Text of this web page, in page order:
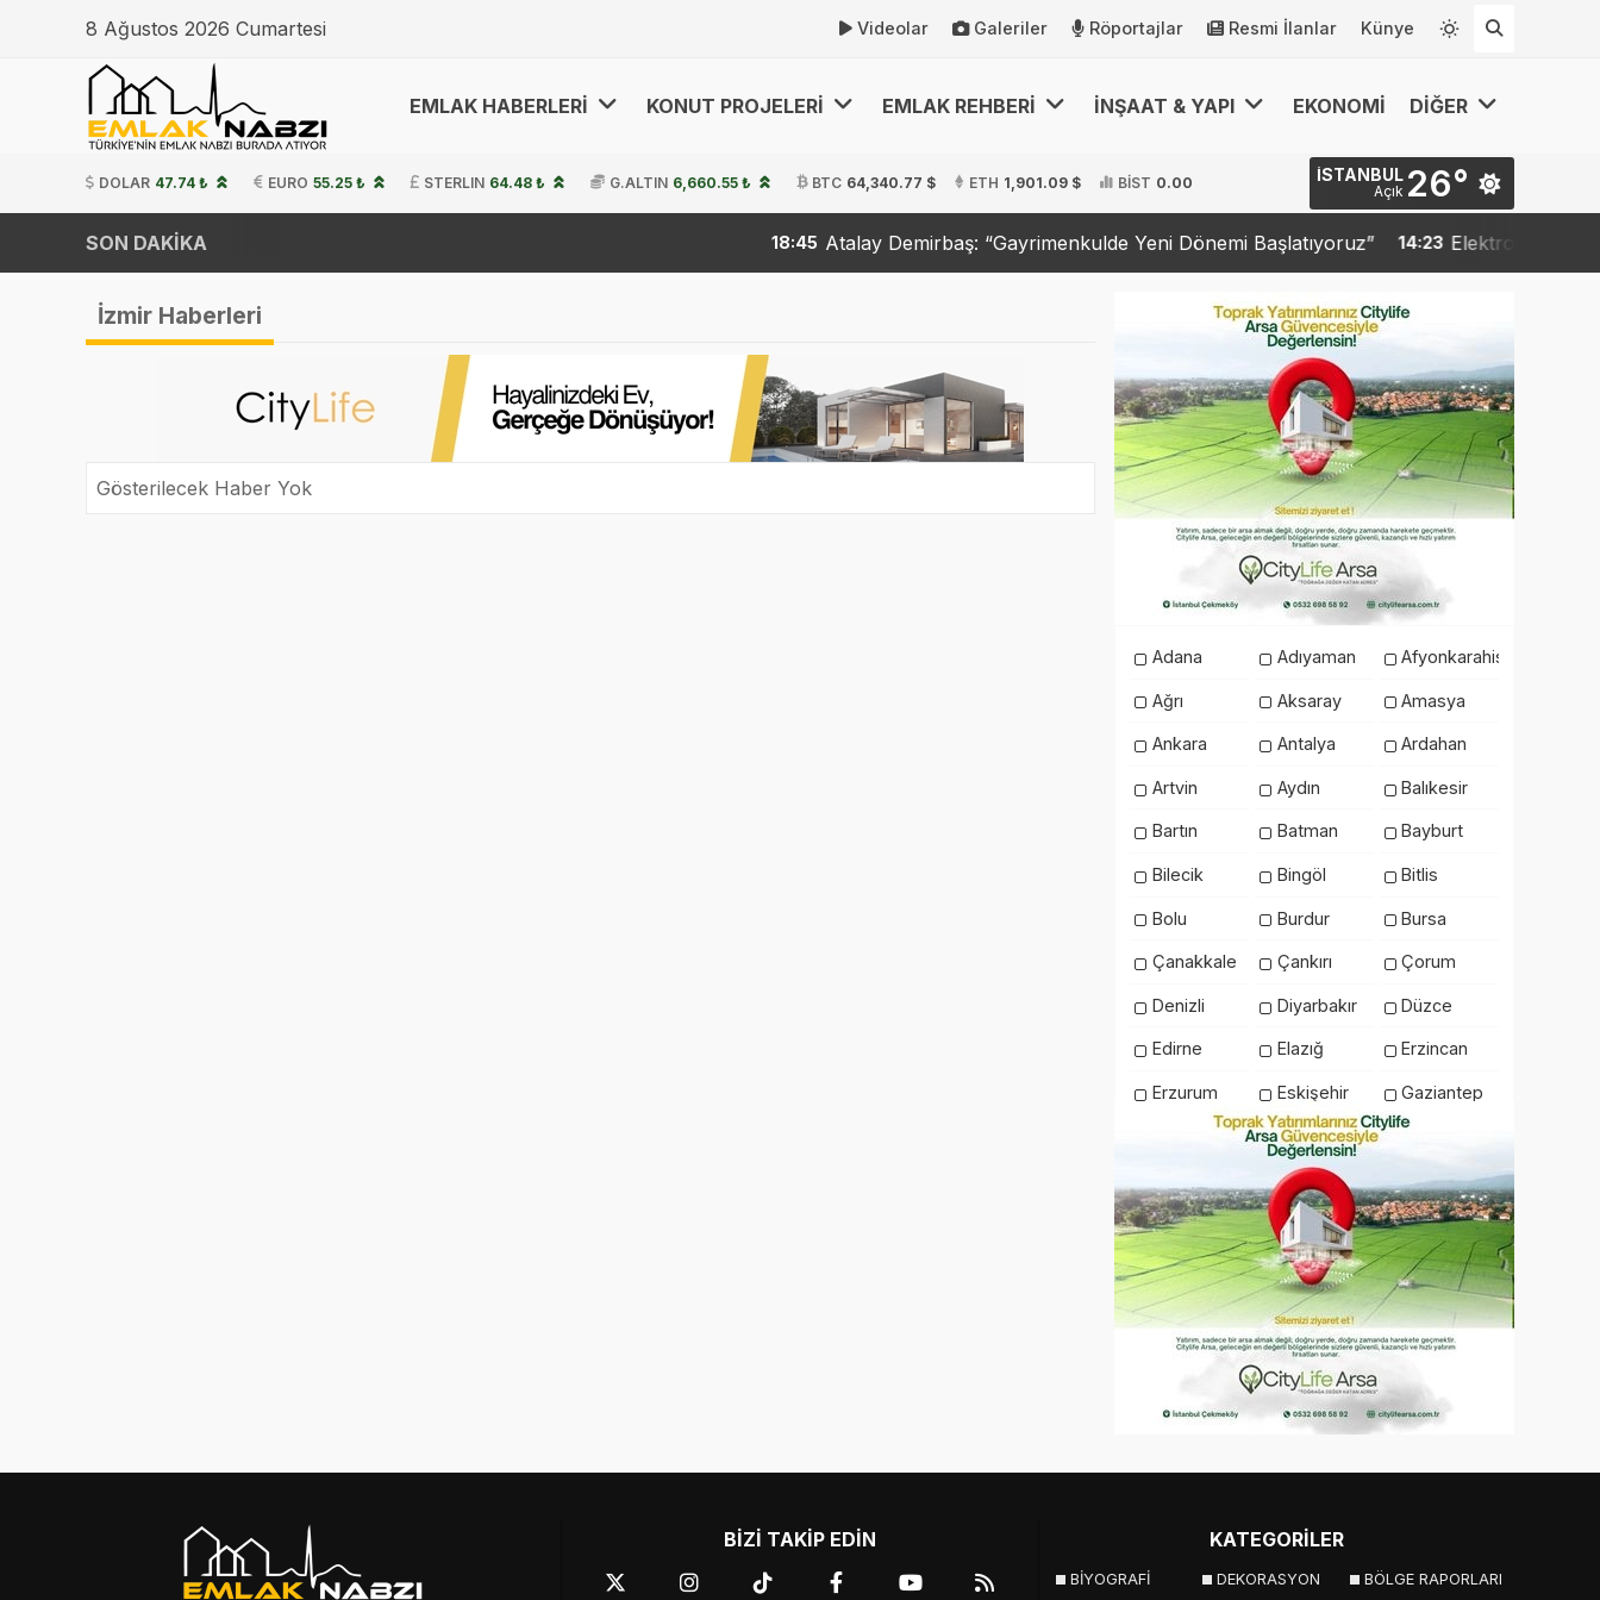
8 Ağustos 2026 Cumartesi Videolar Galeriler Röportajlar Resmi İlanlar Künye
EMLAK HABERLERİ KONUT PROJELERİ EMLAK REHBERİ İNŞAAT & YAPI EKONOMİ DİĞER
DOLAR 47.74 ₺ EURO 55.25 ₺ STERLIN 64.48 ₺ G.ALTIN 6,660.55 ₺ BTC 64,340.77 $ ETH 1,901.09 $ BİST 0.00 İSTANBUL
Açık 26°
SON DAKİKA Atalay Demirbaş: “Gayrimenkulde Yeni Dönemi Başlatıyoruz” 14:23 Elektronik İlan
İzmir Haberleri
Gösterilecek Haber Yok
Adana Adıyaman Afyonkarahisar
Ağrı Aksaray Amasya
Ankara Antalya Ardahan
Artvin Aydın Balıkesir
Bartın Batman Bayburt
Bilecik Bingöl Bitlis
Bolu Burdur Bursa
Çanakkale Çankırı Çorum
Denizli Diyarbakır Düzce
Edirne Elazığ Erzincan
Erzurum Eskişehir Gaziantep
Gümüşhane
Iğdır Isparta
İstanbul İzmir Kahramanmaraş
Karabük Karaman Kars
Kastamonu Kayseri Kilis
Kırıkkale Kırklareli Kırşehir
Konya
Nevşehir Niğde
Osmaniye Rize Sakarya
BİZİ TAKİP EDİN KATEGORİLER
BİYOGRAFİ DEKORASYON BÖLGE RAPORLARI